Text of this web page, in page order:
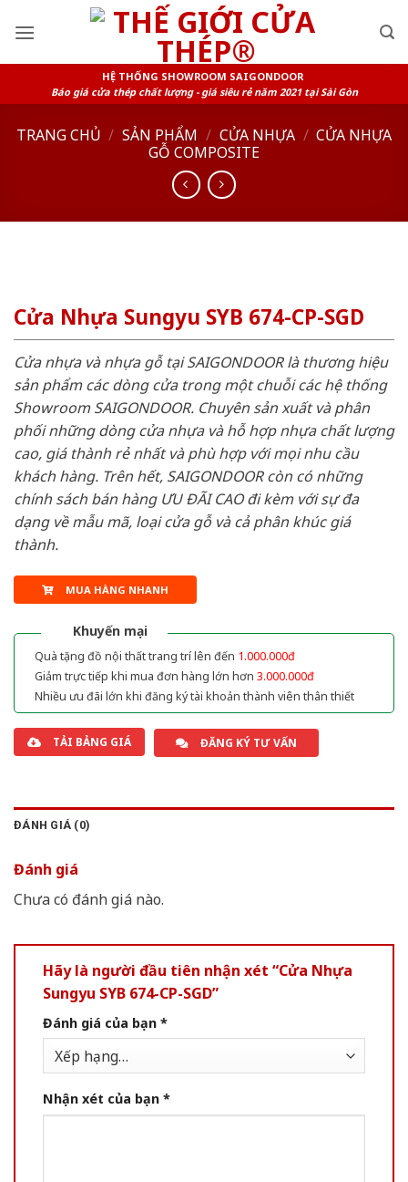
HỆ THỐNG SHOWROOM SAIGONDOOR
Báo giá cửa thép chất lượng - giá siêu rẻ năm 2021 tại Sài Gòn
TRANG CHỦ / SẢN PHẨM / CỬA NHỰA / CỬA NHỰA
GỖ COMPOSITE
Cửa Nhựa Sungyu SYB 674-CP-SGD
Cửa nhựa và nhựa gỗ tại SAIGONDOOR là thương hiệu
sản phẩm các dòng cửa trong một chuỗi các hệ thống
Showroom SAIGONDOOR. Chuyên sản xuất và phân
phối những dòng cửa nhựa và hỗ hợp nhựa chất lượng
cao, giá thành rẻ nhất và phù hợp với mọi nhu cầu
khách hàng. Trên hết, SAIGONDOOR còn có những
chính sách bán hàng ƯU ĐÃI CAO đi kèm với sự đa
dạng về mẫu mã, loại cửa gỗ và cả phân khúc giá
thành.
MUA HÀNG NHANH
Khuyến mại
Quà tặng đồ nội thất trang trí lên đến 1.000.000đ
Giảm trực tiếp khi mua đơn hàng lớn hơn 3.000.000đ
Nhiều ưu đãi lớn khi đăng ký tài khoản thành viên thân thiết
TẢI BẢNG GIÁ ĐĂNG KÝ TƯ VẤN
ĐÁNH GIÁ (0)
Đánh giá
Chưa có đánh giá nào.
Hãy là người đầu tiên nhận xét “Cửa Nhựa
Sungyu SYB 674-CP-SGD”
Đánh giá của bạn *
Nhận xét của bạn *